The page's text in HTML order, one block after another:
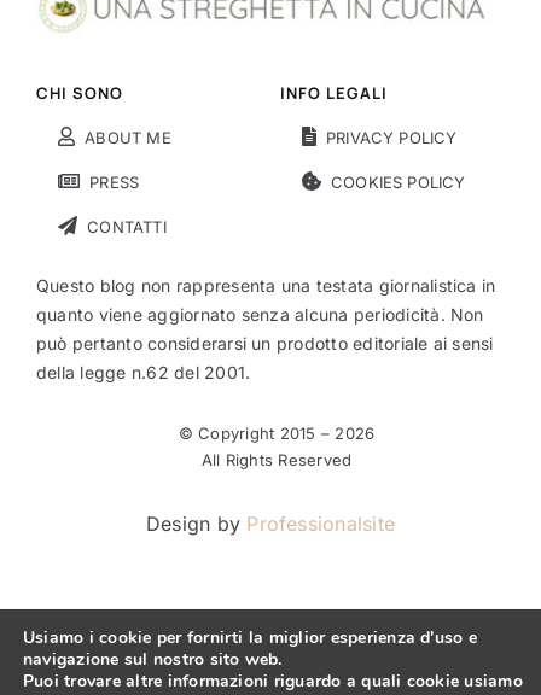
CHI SONO
ABOUT ME
PRESS
CONTATTI
INFO LEGALI
PRIVACY POLICY
COOKIES POLICY
Questo blog non rappresenta una testata giornalistica in
quanto viene aggiornato senza alcuna periodicità. Non
può pertanto considerarsi un prodotto editoriale ai sensi
della legge n.62 del 2001.
© Copyright 2015 – 2026
All Rights Reserved
Design by Professionalsite
Usiamo i cookie per fornirti la miglior esperienza d'uso e
navigazione sul nostro sito web.
Puoi trovare altre informazioni riguardo a quali cookie usiamo